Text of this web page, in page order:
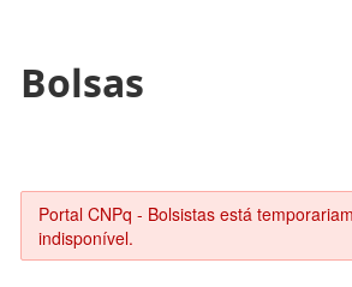
Bolsas
Portal CNPq - Bolsistas está
indisponível.